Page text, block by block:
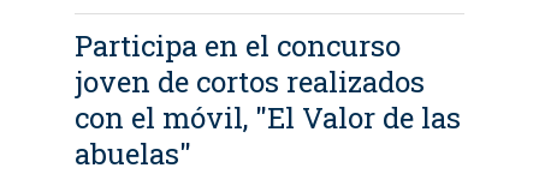
Participa en el concurso
joven de cortos realizados
con el móvil, "El Valor de las
abuelas"